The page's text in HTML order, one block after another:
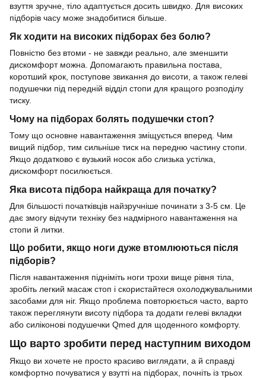
взуття зручне, тіло адаптується досить швидко. Для високих
підборів часу може знадобитися більше.
Як ходити на високих підборах без болю?
Повністю без втоми - не завжди реально, але зменшити
дискомфорт можна. Допомагають правильна постава,
коротший крок, поступове звикання до висоти, а також гелеві
подушечки під передній відділ стопи для кращого розподілу
тиску.
Чому на підборах болять подушечки стоп?
Тому що основне навантаження зміщується вперед. Чим
вищий підбор, тим сильніше тиск на передню частину стопи.
Якщо додатково є вузький носок або слизька устілка,
дискомфорт посилюється.
Яка висота підбора найкраща для початку?
Для більшості початківців найзручніше починати з 3-5 см. Це
дає змогу відчути техніку без надмірного навантаження на
стопи й литки.
Що робити, якщо ноги дуже втомлюються після
підборів?
Після навантаження підніміть ноги трохи вище рівня тіла,
зробіть легкий масаж стоп і скористайтеся охолоджувальними
засобами для ніг. Якщо проблема повторюється часто, варто
також переглянути висоту підбора та додати гелеві вкладки
або силіконові подушечки Qmed для щоденного комфорту.
Що варто зробити перед наступним виходом
Якщо ви хочете не просто красиво виглядати, а й справді
комфортно почуватися у взутті на підборах, почніть із трьох